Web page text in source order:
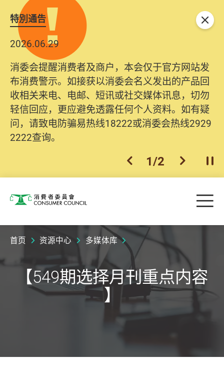
特別通告
2026.06.29
消委会提醒消费者及商户，本会仅于官方网站发
布消费警示。如接获以消委会名义发出的产品回
收相关来电、电邮、短讯或社交媒体讯息，切勿
轻信回应，更应避免透露任何个人资料。如有疑
问，请致电防骗易热线18222或消委会热线2929
2222查询。
上一个
1/2 下一个开
关闭
消费者委员会 目
首页 资源中心 多媒体库
【549期选择月刊重点内容
】